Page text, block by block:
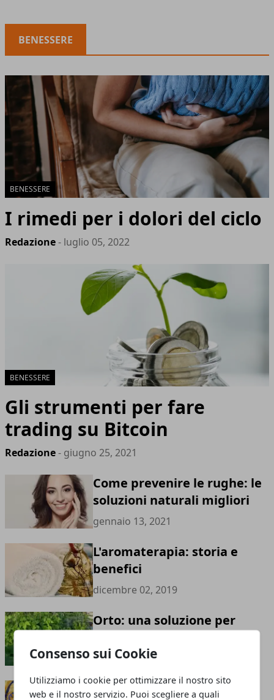
Consenso sui Cookie
Utilizziamo i cookie per ottimizzare il nostro sito
web e il nostro servizio. Puoi scegliere a quali
BENESSERE
BENESSERE
I rimedi per i dolori del ciclo
Redazione- luglio 05, 2022
BENESSERE
Gli strumenti per fare
trading su Bitcoin
Redazione- giugno 25, 2021
Come prevenire le rughe: le
soluzioni naturali migliori
gennaio 13, 2021
L'aromaterapia: storia e
benefici
dicembre 02, 2019
Orto: una soluzione per
ottobre 07, 2019
Disturbo mentale nei